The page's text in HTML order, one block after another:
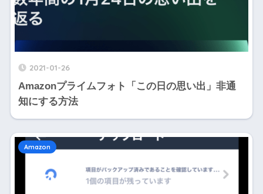
2021-01-26
Amazonプライムフォト「この日の思い出」非通
知にする方法
Amazon